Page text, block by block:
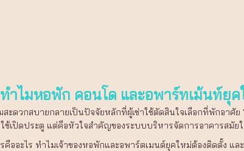
ำไมหอพัก คอนโด และอพาร์ทเม้นท์ยุค
ดวกสบายกลายเป็นปัจจัยหลักที่ผู้เช่าใช้ตัดสินใจเลือกที่พักอาศัย
ช้เปิดประตู แต่คือหัวใจสำคัญของระบบบริหารจัดการอาคารสมัย
ออะไร ทำไมเจ้าของหอพักและอพาร์ตเมนต์ยุคใหม่ต้องติดตั้ง แล